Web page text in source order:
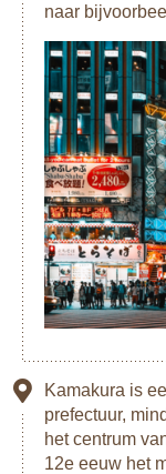
naar
Kamakura is
prefectuur,
het centrum
12e eeuw het